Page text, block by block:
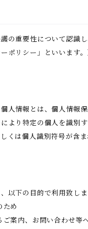
の重要性について認識
ポリシー」といいます
人情報とは、個人情報
より特定の個人を識別
くは個人識別符号が含
以下の目的で利用致しま
ため
ご案内、お問い合わせ等